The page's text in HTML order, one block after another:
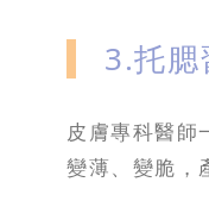
3.托腮
皮膚專科醫師
變薄、變脆，